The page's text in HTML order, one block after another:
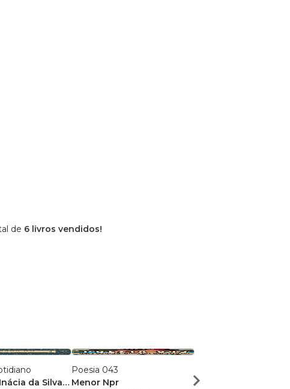
de 6 livros vendidos!
da Silva
Poesia 043
Menor Npr
Victor Sousa Silva